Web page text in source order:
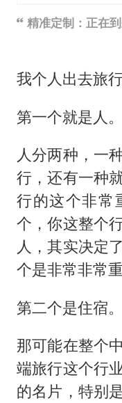
精准定制：正在
我个人出去旅
第一个就是人。
人分两种，一
行，还有一种
行的这个非常
个，你这整个
人，其实决定
个是非常非常重
第二个是住宿。
那可能在整个
端旅行这个行
的名片，特别